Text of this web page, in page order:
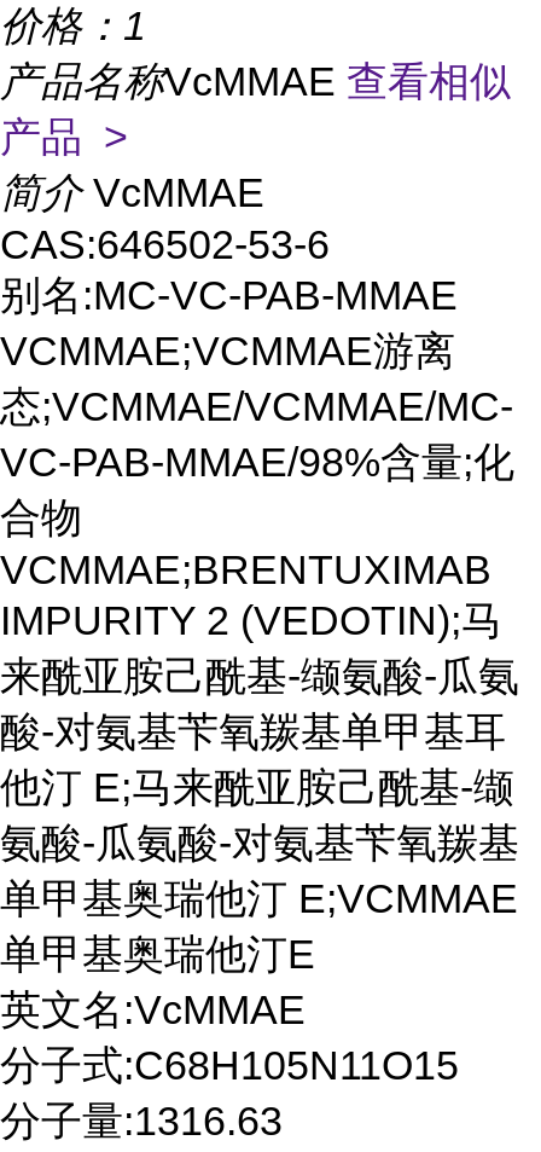
价格： 1
产品名称VcMMAE 查看相似
产品 >
简介 VcMMAE
CAS:646502-53-6
别名:MC-VC-PAB-MMAE
VCMMAE;VCMMAE游离
态;VCMMAE/VCMMAE/MC-
VC-PAB-MMAE/98%含量;化
合物
VCMMAE;BRENTUXIMAB
IMPURITY 2 (VEDOTIN);马
来酰亚胺己酰基-缬氨酸-瓜氨
酸-对氨基苄氧羰基单甲基耳
他汀 E;马来酰亚胺己酰基-缬
氨酸-瓜氨酸-对氨基苄氧羰基
单甲基奥瑞他汀 E;VCMMAE
单甲基奥瑞他汀E
英文名:VcMMAE
分子式:C68H105N11O15
分子量:1316.63